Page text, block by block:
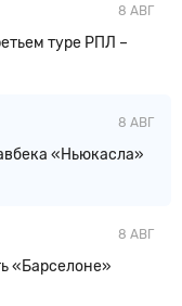
8 АВГ
туре РПЛ –
8 АВГ
«Ньюкасла»
8 АВГ
«Барселоне»